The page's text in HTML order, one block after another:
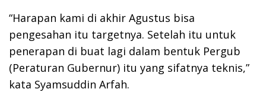
“Harapan kami di akhir Agustus bisa
pengesahan itu targetnya. Setelah itu untuk
penerapan di buat lagi dalam bentuk Pergub
(Peraturan Gubernur) itu yang sifatnya teknis,”
kata Syamsuddin Arfah.